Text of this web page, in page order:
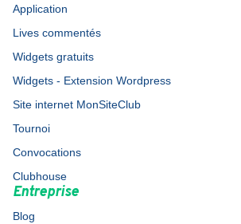
Application
Lives commentés
Widgets gratuits
Widgets - Extension Wordpress
Site internet MonSiteClub
Tournoi
Convocations
Clubhouse
Entreprise
Blog